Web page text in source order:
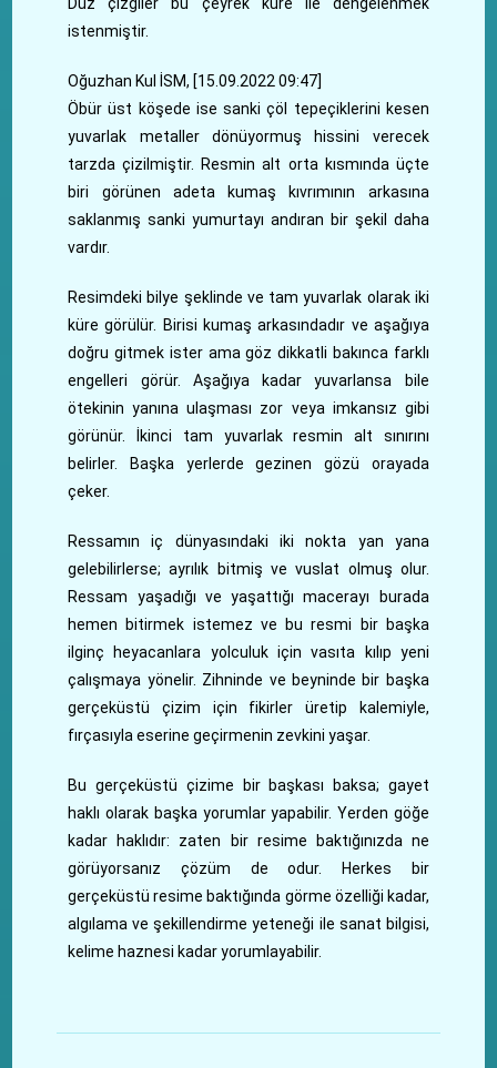
istenmiştir.
Oğuzhan Kul İSM, [15.09.2022 09:47]
Öbür üst köşede ise sanki çöl tepeçiklerini kesen
yuvarlak metaller dönüyormuş hissini verecek
tarzda çizilmiştir. Resmin alt orta kısmında üçte
biri görünen adeta kumaş kıvrımının arkasına
saklanmış sanki yumurtayı andıran bir şekil daha
vardır.
Resimdeki bilye şeklinde ve tam yuvarlak olarak iki
küre görülür. Birisi kumaş arkasındadır ve aşağıya
doğru gitmek ister ama göz dikkatli bakınca farklı
engelleri görür. Aşağıya kadar yuvarlansa bile
ötekinin yanına ulaşması zor veya imkansız gibi
görünür. İkinci tam yuvarlak resmin alt sınırını
belirler. Başka yerlerde gezinen gözü orayada
çeker.
Ressamın iç dünyasındaki iki nokta yan yana
gelebilirlerse; ayrılık bitmiş ve vuslat olmuş olur.
Ressam yaşadığı ve yaşattığı macerayı burada
hemen bitirmek istemez ve bu resmi bir başka
ilginç heyacanlara yolculuk için vasıta kılıp yeni
çalışmaya yönelir. Zihninde ve beyninde bir başka
gerçeküstü çizim için fikirler üretip kalemiyle,
fırçasıyla eserine geçirmenin zevkini yaşar.
Bu gerçeküstü çizime bir başkası baksa; gayet
haklı olarak başka yorumlar yapabilir. Yerden göğe
kadar haklıdır: zaten bir resime baktığınızda ne
görüyorsanız çözüm de odur. Herkes bir
gerçeküstü resime baktığında görme özelliği kadar,
algılama ve şekillendirme yeteneği ile sanat bilgisi,
kelime haznesi kadar yorumlayabilir.